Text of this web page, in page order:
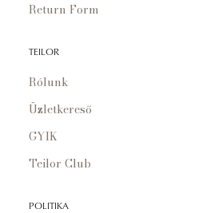
Return Form
TEILOR
Rólunk
Üzletkereső
GYIK
Teilor Club
POLITIKA